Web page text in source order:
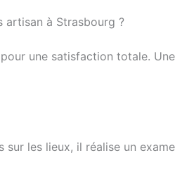
artisan à Strasbourg ?
une satisfaction totale.
sur les lieux, il réalise un